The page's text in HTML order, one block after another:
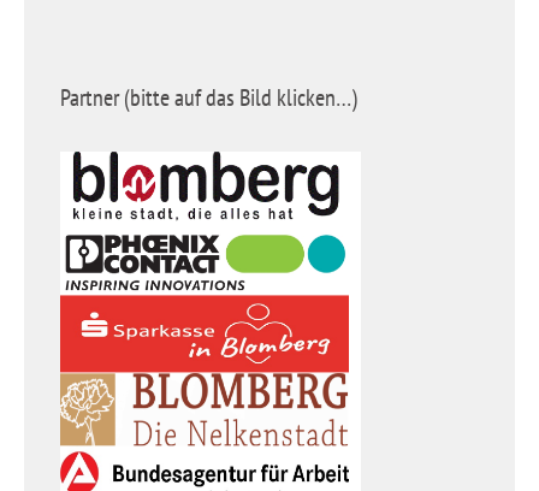
Partner (bitte auf das Bild klicken…)